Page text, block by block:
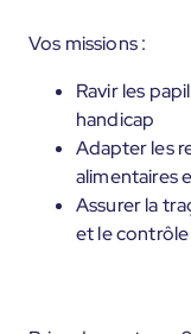
Vos missions :
Ravir les
handicap
Adapter les
alimentaires
Assurer la
et le